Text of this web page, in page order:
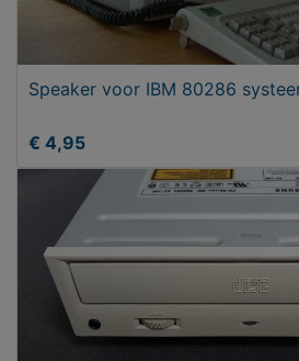
Speaker voor IBM 80286
€ 4,95